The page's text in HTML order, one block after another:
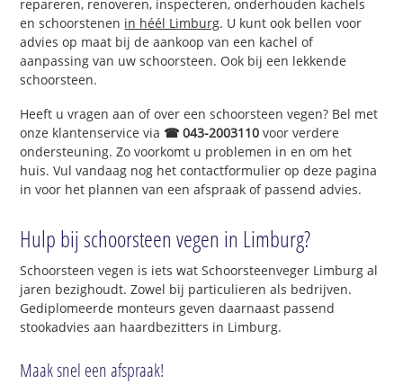
repareren, renoveren, inspecteren, onderhouden kachels
en schoorstenen in héél Limburg. U kunt ook bellen voor
advies op maat bij de aankoop van een kachel of
aanpassing van uw schoorsteen. Ook bij een lekkende
schoorsteen.
Heeft u vragen aan of over een schoorsteen vegen? Bel met
onze klantenservice via ☎ 043-2003110 voor verdere
ondersteuning. Zo voorkomt u problemen in en om het
huis. Vul vandaag nog het contactformulier op deze pagina
in voor het plannen van een afspraak of passend advies.
Hulp bij schoorsteen vegen in Limburg?
Schoorsteen vegen is iets wat Schoorsteenveger Limburg al
jaren bezighoudt. Zowel bij particulieren als bedrijven.
Gediplomeerde monteurs geven daarnaast passend
stookadvies aan haardbezitters in Limburg.
Maak snel een afspraak!